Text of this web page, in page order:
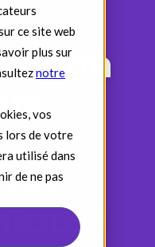
ce site web
plus sur
notre
vos
lors de votre
utilisé dans
de ne pas